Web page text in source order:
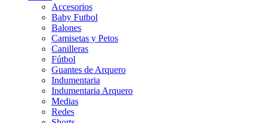
Accesorios
Baby Futbol
Balones
Camisetas y Petos
Canilleras
Fútbol
Guantes de Arquero
Indumentaria
Indumentaria Arquero
Medias
Redes